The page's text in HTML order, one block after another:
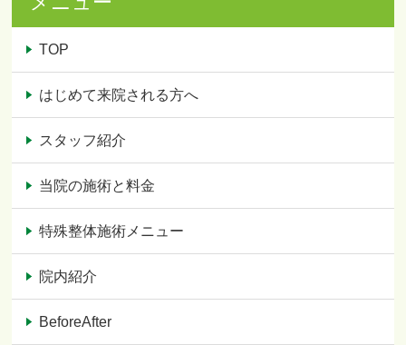
TOP
はじめて来院される方へ
スタッフ紹介
当院の施術と料金
特殊整体施術メニュー
院内紹介
BeforeAfter